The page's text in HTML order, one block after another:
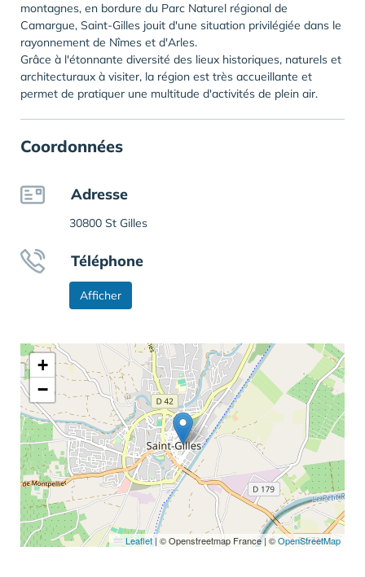
montagnes, en bordure du Parc Naturel régional de
Camargue, Saint-Gilles jouit d'une situation privilégiée dans le
rayonnement de Nîmes et d'Arles.
Grâce à l'étonnante diversité des lieux historiques, naturels et
architecturaux à visiter, la région est très accueillante et
permet de pratiquer une multitude d'activités de plein air.
Coordonnées
Adresse
30800 St Gilles
Téléphone
Afficher
+
−
Leaflet |© Openstreetmap France | ©OpenStreetMap